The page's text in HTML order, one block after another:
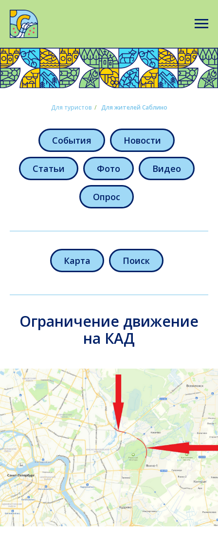
Для туристов / Для жителей Саблино
События Новости
Статьи Фото Видео
Опрос
Карта Поиск
Ограничение движение
на КАД